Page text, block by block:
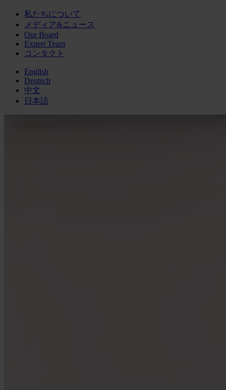
私たちについて
メディア&ニュース
Our Board
Expert Team
コンタクト
English
Deutsch
中文
日本語